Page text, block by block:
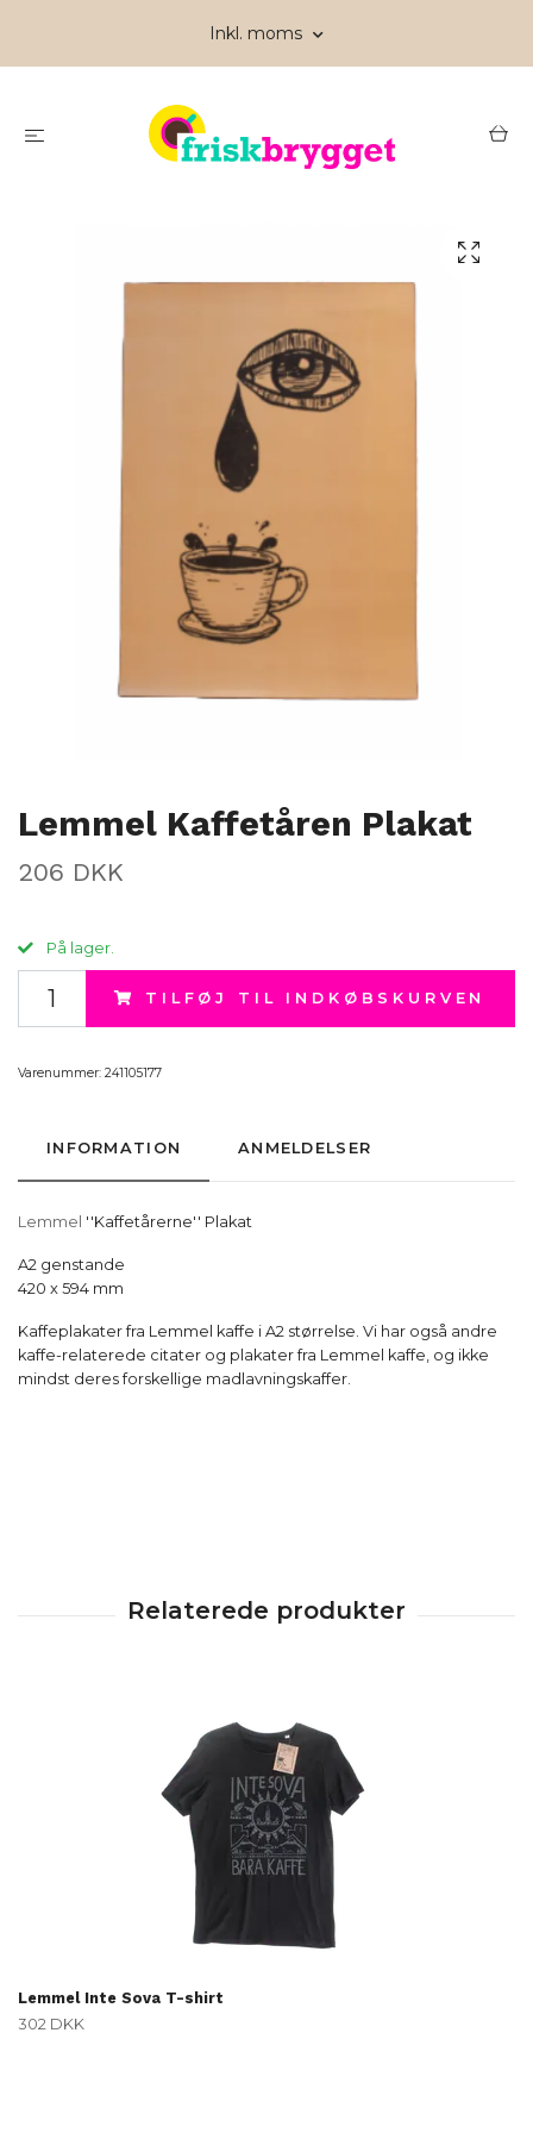
Inkl. moms
Lemmel Kaffetåren Plakat
206 DKK
På lager.
TILFØJ TIL INDKØBSKURVEN
Varenummer: 241105177
INFORMATION ANMELDELSER
Lemmel ''Kaffetårerne'' Plakat
A2 genstande
420 x 594 mm
Kaffeplakater fra Lemmel kaffe i A2 størrelse. Vi har også andre
kaffe-relaterede citater og plakater fra Lemmel kaffe, og ikke
mindst deres forskellige madlavningskaffer.
Lemmel Inte Sova T-shirt
302 DKK